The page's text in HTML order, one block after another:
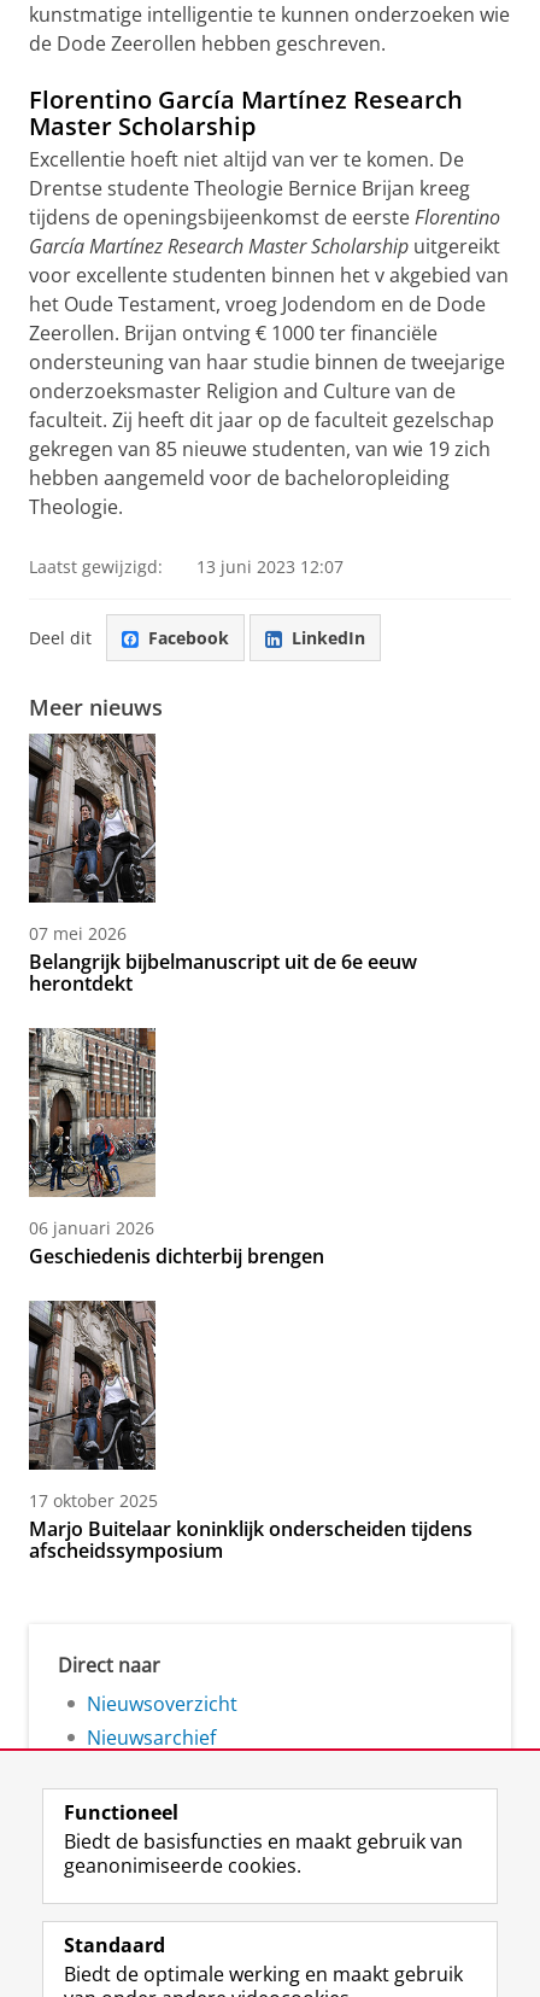
kunstmatige intelligentie te kunnen onderzoeken wie
de Dode Zeerollen hebben geschreven.
Florentino García Martínez Research
Master Scholarship
Excellentie hoeft niet altijd van ver te komen. De
Drentse studente Theologie Bernice Brijan kreeg
tijdens de openingsbijeenkomst de eersteFlorentino
García Martínez Research Master Scholarship uitgereikt
voor excellente studenten binnen het vakgebied van
het Oude Testament, vroeg Jodendom en de Dode
Zeerollen. Brijan ontving€ 1000 ter financiële
ondersteuning van haar studie binnen de tweejarige
onderzoeksmaster Religion and Culture van de
faculteit. Zij heeft dit jaar op de faculteit gezelschap
gekregen van 85 nieuwe studenten, van wie 19 zich
hebben aangemeld voor de bacheloropleiding
Theologie.
Laatst gewijzigd: 13 juni 2023 12:07
Deel dit Facebook LinkedIn
Meer nieuws
07 mei 2026
Belangrijk bijbelmanuscript uit de 6e eeuw
herontdekt
06 januari 2026
Geschiedenis dichterbij brengen
17 oktober 2025
Marjo Buitelaar koninklijk onderscheiden tijdens
afscheidssymposium
Direct naar
Nieuwsoverzicht
Nieuwsarchief
Volg de RUG
F
a
e
L
i
k
R
S
-
I
n
t
Y
o
T
Studiekiezers
Functioneel
Biedt de basisfuncties en maakt gebruik van
geanonimiseerde cookies.
Standaard
Biedt de optimale werking en maakt gebruik